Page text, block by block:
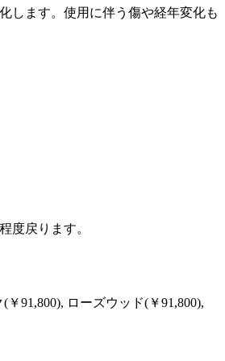
します。使用に伴う傷や経年変化も
度戻ります。
91,800), ローズウッド(￥91,800),